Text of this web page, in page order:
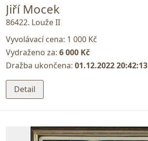
Jiří Mocek
86422. Louže II
Vyvolávací cena: 1 000 Kč
Vydraženo za: 6 000 Kč
Dražba ukončena: 01.12.2022 20:42:13
Detail